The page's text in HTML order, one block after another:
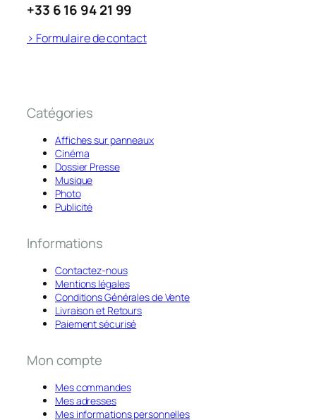
+33 6 16 94 21 99
> Formulaire de contact
Catégories
Affiches sur panneaux
Cinéma
Dossier Presse
Musique
Photo
Publicité
Informations
Contactez-nous
Mentions légales
Conditions Générales de Vente
Livraison et Retours
Paiement sécurisé
Mon compte
Mes commandes
Mes adresses
Mes informations personnelles